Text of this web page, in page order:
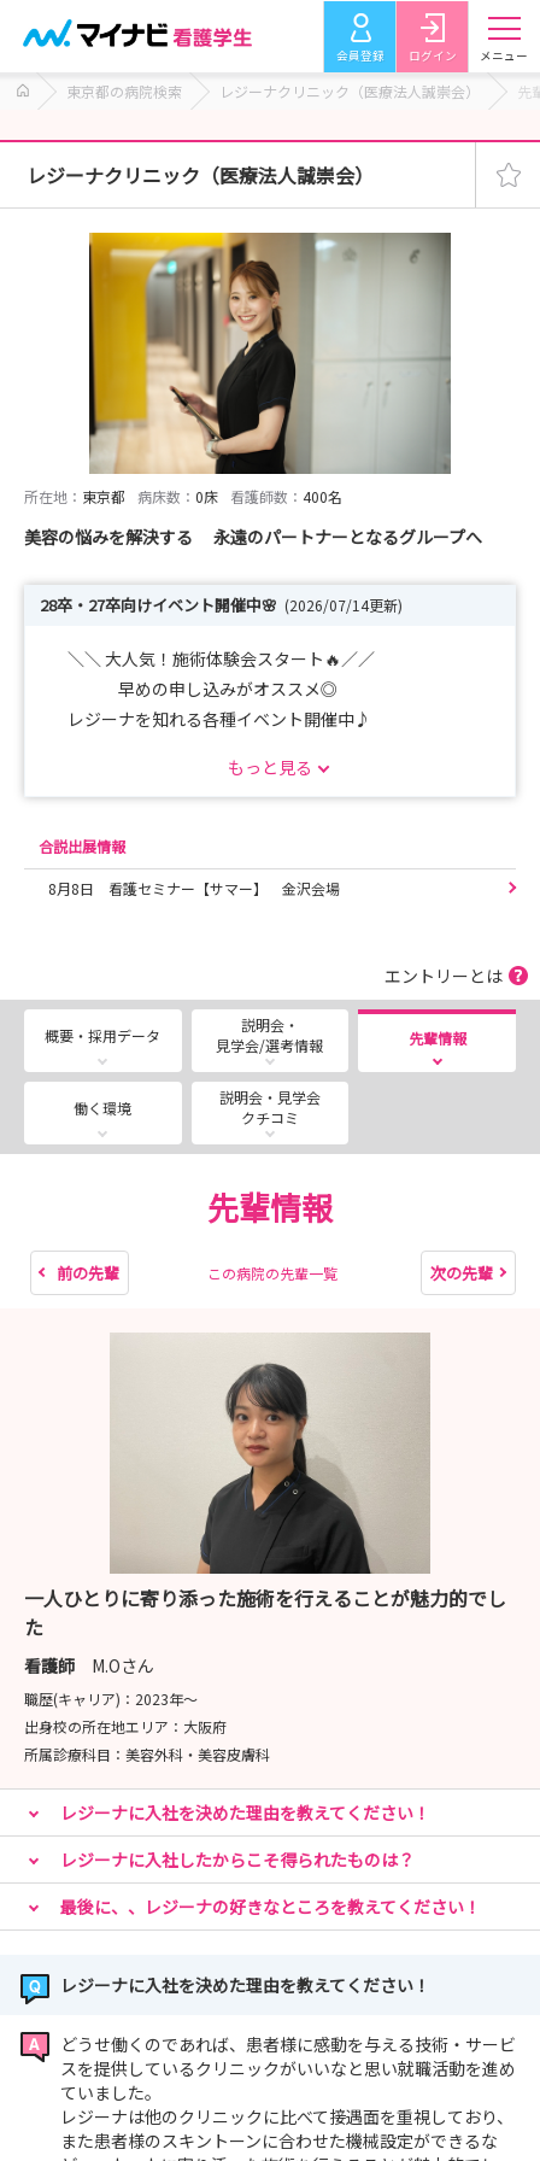
会員登録 ログイン メニュー
東京都の病院検索 レジーナクリニック（医療法人誠崇会） 先
レジーナクリニック（医療法人誠崇会）
所在地： 東京都 病床数： 0床 看護師数： 400名
美容の悩みを解決する 永遠のパートナーとなるグループへ
28卒・27卒向けイベント開催中🌸 (2026/07/14更新)
＼＼ 大人気！施術体験会スタート🔥／／
早めの申し込みがオススメ◎
レジーナを知れる各種イベント開催中♪
ーーーーーーーーーーーーーーーーーーーーー
◉【28卒対象】脱毛＆美肌治療の体験会✨
＠レジーナクリニック銀座院
美容看護師の仕事をたっぷり体感できます！
✔ 先輩看護師のリアルな話が聞ける
ーーーーーーーーーーーーーーーーーーーーー
◉【28卒対象】クリニック見学会🔍
“レジーナらしさ”を五感で感じられます♪
＼POINT／
✔ 院内の雰囲気や働く環境をじっくり見れる
ーーーーーーーーーーーーーーーーーーーーー
◉【27卒対象】オンライン説明会📣
＠オンライン（私服参加OK！）
募集再開しました！採用枠残りわずか◎
✔ レジーナクリニックの業界立ち位置が知れる
ご予約受付中！ぜひお気軽にご参加ください🫧
もっと見る
合説出展情報
8月8日 看護セミナー【サマー】 金沢会場
エントリーとは
概要・採用データ
説明会・
見学会/選考情報
先輩情報
働く環境
説明会・見学会
クチコミ
先輩情報
前の先輩 この病院の先輩一覧 次の先輩
一人ひとりに寄り添った施術を行えることが魅力的でし
た
看護師 M.Oさん
職歴(キャリア)： 2023年〜
出身校の所在地エリア： 大阪府
所属診療科目： 美容外科・美容皮膚科
レジーナに入社を決めた理由を教えてください！
レジーナに入社したからこそ得られたものは？
最後に、、レジーナの好きなところを教えてください！
レジーナに入社を決めた理由を教えてください！
どうせ働くのであれば、患者様に感動を与える技術・サービ
スを提供しているクリニックがいいなと思い就職活動を進め
ていました。
レジーナは他のクリニックに比べて接遇面を重視しており、
また患者様のスキントーンに合わせた機械設定ができるな